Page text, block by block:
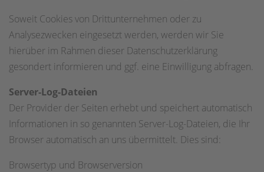
Soweit Cookies von Drittunternehmen oder zu
Analysezwecken eingesetzt werden, werden wir Sie
hierüber im Rahmen dieser Datenschutzerklärung
gesondert informieren und ggf. eine Einwilligung abfragen.
Server-Log-Dateien
Der Provider der Seiten erhebt und speichert automatisch
Informationen in so genannten Server-Log-Dateien, die Ihr
Browser automatisch an uns übermittelt. Dies sind:
Browsertyp und Browserversion